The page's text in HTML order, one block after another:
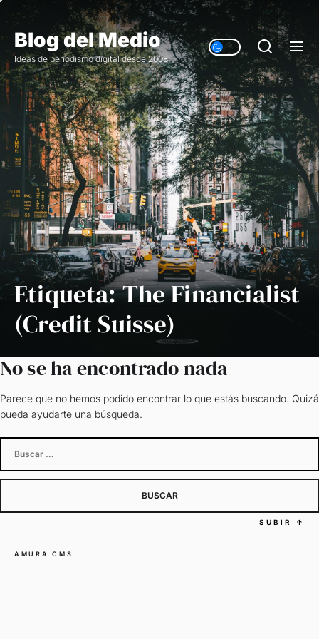
Saltar
al
contenido
Blog del Medio
Ideas de periodismo digital desde 2008
Etiqueta:The Financialist
(Credit Suisse)
No se ha encontrado nada
Parece que no hemos podido encontrar lo que estás buscando. Quizá
pueda ayudarte una búsqueda.
SUBIR ↑
AMURA CMS